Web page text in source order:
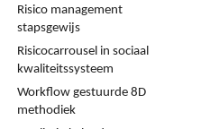
Risico management
stapsgewijs
Risicocarrousel in sociaal
kwaliteitssysteem
Workflow gestuurde 8D
methodiek